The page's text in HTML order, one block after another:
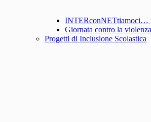
INTERconNETtiamoci…
Giornata contro la
Progetti di Inclusione Scolastica